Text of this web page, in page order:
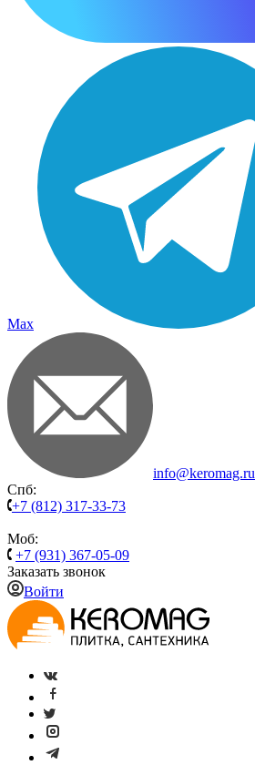
Max
info@keromag.ru
Спб:
+7 (812) 317-33-73
Моб:
+7 (931) 367-05-09
Заказать звонок
Войти